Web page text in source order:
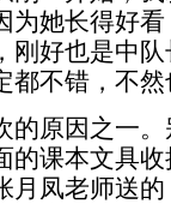
为她长得好
刚好也是中
都不错，不
的原因之一
的课本文具
月凤老师送